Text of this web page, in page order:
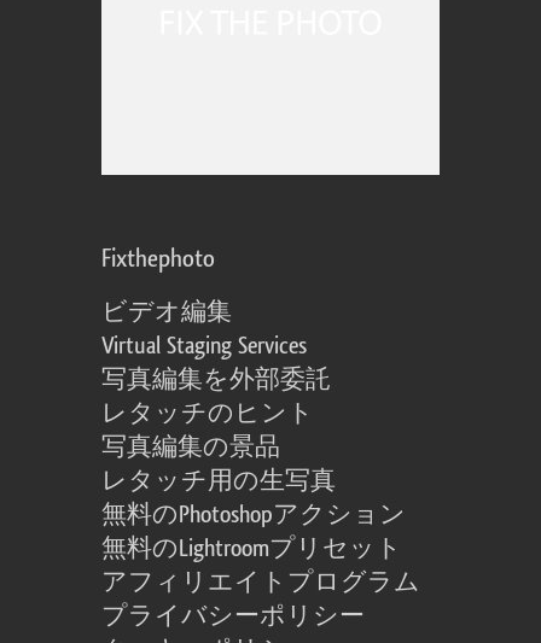
Fixthephoto
ビデオ編集
Virtual Staging Services
写真編集を外部委託
レタッチのヒント
写真編集の景品
レタッチ用の生写真
無料のPhotoshopアクション
無料のLightroomプリセット
アフィリエイトプログラム
プライバシーポリシー